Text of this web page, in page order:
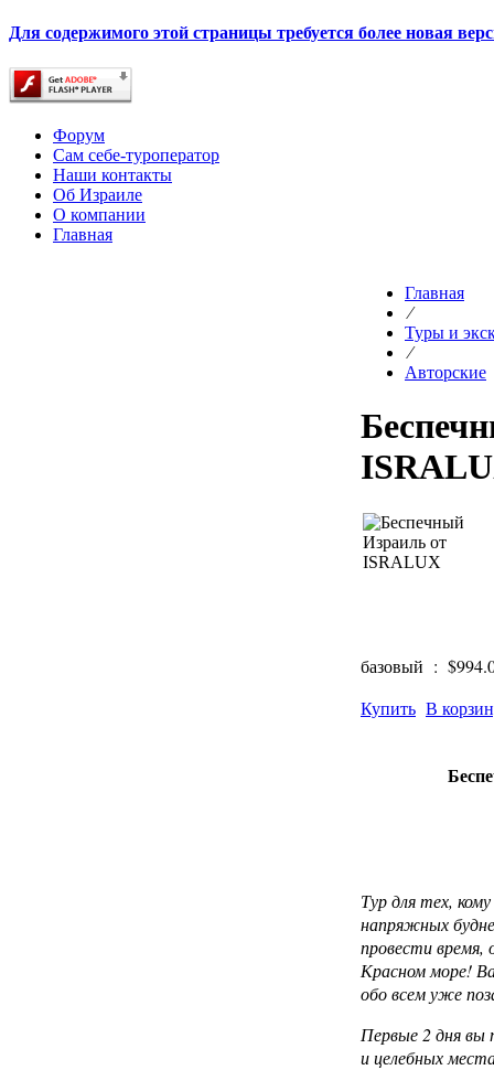
Для содержимого этой страницы требуется более новая
Форум
Сам себе-туроператор
Наши контакты
Об Израиле
О компании
Главная
Главная
⁄
Туры и
⁄
Авторские
базовый :
Купить В
Тур для тех,
напряжных
провести
Красном море!
обо всем уже
Первые 2 дня вы
и целебных